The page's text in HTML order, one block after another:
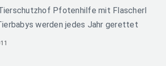
Pfotenhilfe mit Flascherl
werden jedes Jahr gerettet